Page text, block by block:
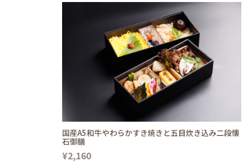
国産A5和牛やわらかすき焼きと五目炊き込み二段懐
石御膳
¥2,160